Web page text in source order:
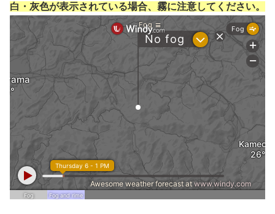
白・灰色が表示されている場合、霧に注意してください。